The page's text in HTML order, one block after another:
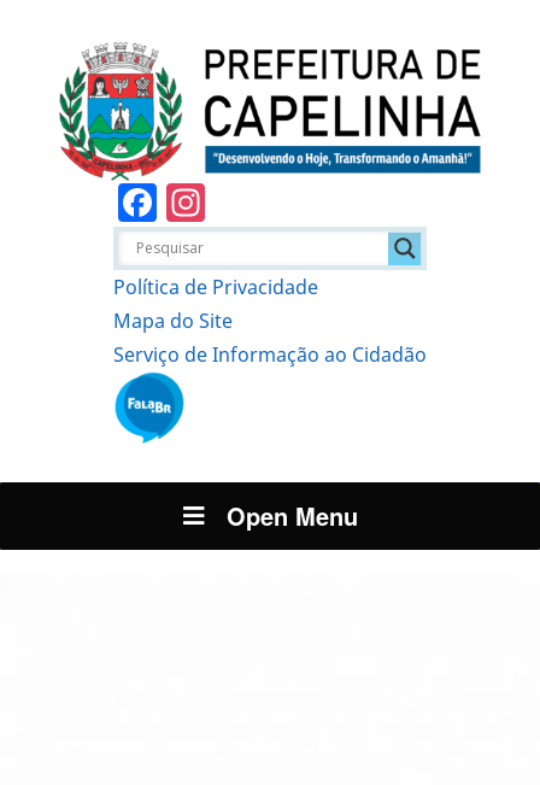
Facebook
Política de Privacidade
Mapa do Site
Serviço de Informação ao Cidadão
Open Menu